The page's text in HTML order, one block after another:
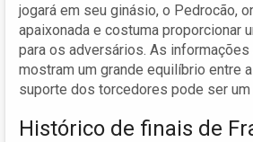
jogará em seu ginásio, o Pedrocão,
apaixonada e costuma proporcionar
para os adversários. As
mostram um grande equilíbrio entre
suporte dos torcedores pode ser
Histórico de finais de